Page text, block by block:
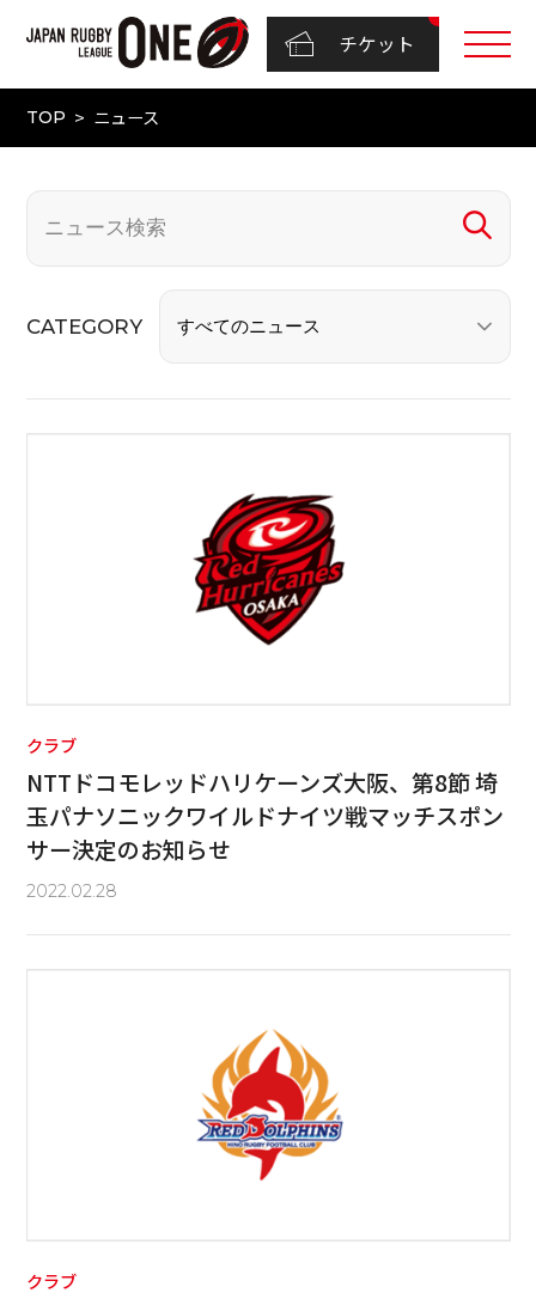
チケット
TOP ニュース
CATEGORY
クラブ
NTTドコモレッドハリケーンズ大阪、第8節 埼
玉パナソニックワイルドナイツ戦マッチスポン
サー決定のお知らせ
2022.02.28
クラブ